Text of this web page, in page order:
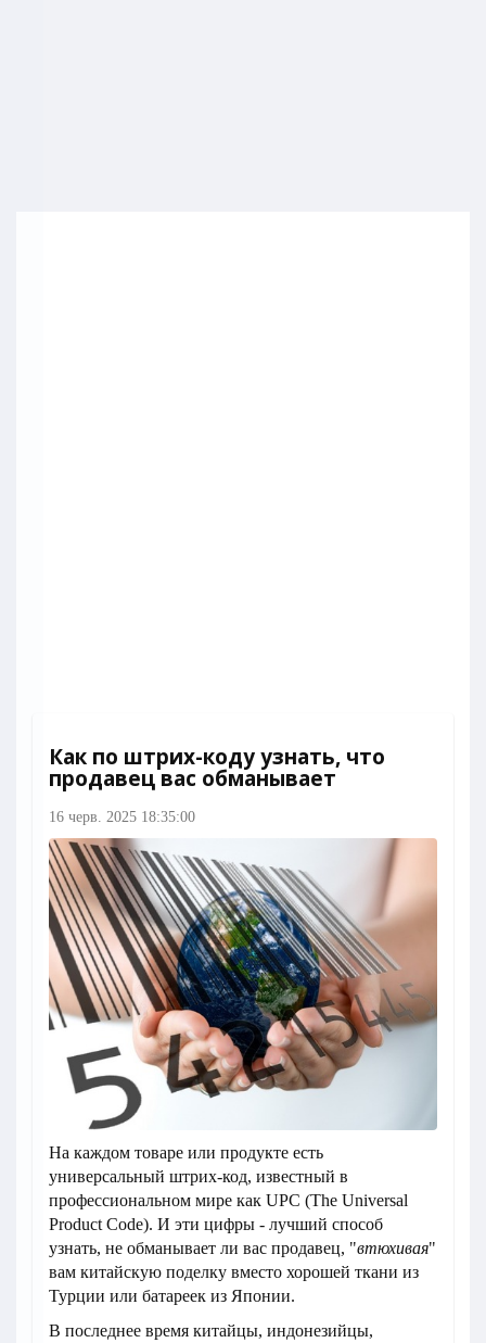
Как по штрих-коду узнать, что
продавец вас обманывает
16 черв. 2025 18:35:00
На каждом товаре или продукте есть
универсальный штрих-код, известный в
профессиональном мире как UPC (The Universal
Product Code). И эти цифры - лучший способ
узнать, не обманывает ли вас продавец, "втюхивая"
вам китайскую поделку вместо хорошей ткани из
Турции или батареек из Японии.
В последнее время китайцы, индонезийцы,